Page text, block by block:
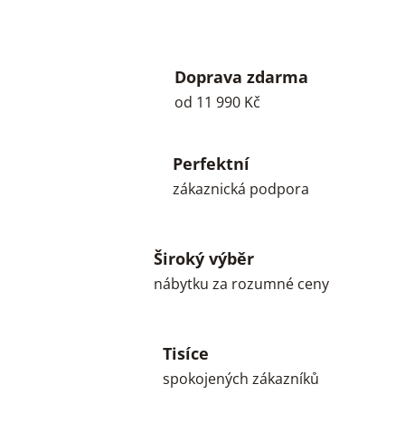
Doprava zdarma
od 11 990 Kč
Perfektní
zákaznická podpora
Široký výběr
nábytku za rozumné ceny
Tisíce
spokojených zákazníků